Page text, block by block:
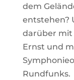
dem
entstehen?
darüber mit
Ernst und
Rundfunks.